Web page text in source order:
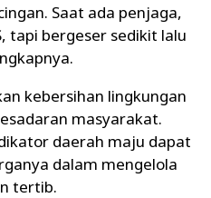
Saat ada penjaga,
tapi bergeser sedikit lalu
kebersihan lingkungan
masyarakat.
daerah maju dapat
dalam mengelola
tertib.